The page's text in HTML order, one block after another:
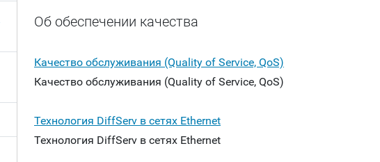
Об обеспечении качества
Качество обслуживания (Quality of Service, QoS)
Качество обслуживания (Quality of Service, QoS)
Технология DiffServ в сетях Ethernet
Технология DiffServ в сетях Ethernet